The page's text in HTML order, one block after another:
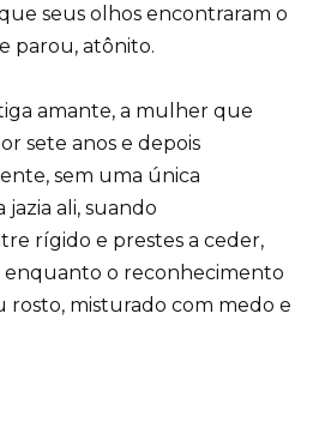
seus olhos encontraram o
parou, atônito.
amante, a mulher que
sete anos e depois
sem uma única
jazia ali, suando
rígido e prestes a ceder,
o reconhecimento
rosto, misturado com medo e